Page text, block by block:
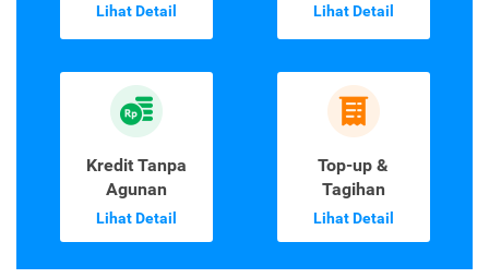
Lihat Detail Lihat Detail
Kredit Tanpa
Agunan
Lihat Detail
Top-up &
Tagihan
Lihat Detail